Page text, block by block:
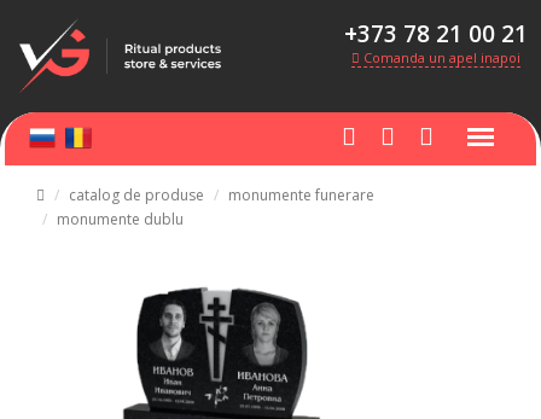
+373 78 21 00 21
Comanda un apel inapoi
catalog de produse
monumente funerare
monumente dublu